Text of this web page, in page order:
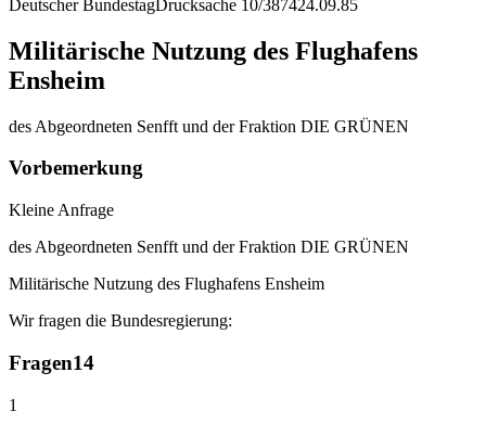
Deutscher Bundestag Drucksache 10/387424.09.85
Militärische Nutzung des Flughafens
Ensheim
des Abgeordneten Senfft und der Fraktion DIE GRÜNEN
Vorbemerkung
Kleine Anfrage
des Abgeordneten Senfft und der Fraktion DIE GRÜNEN
Militärische Nutzung des Flughafens Ensheim
Wir fragen die Bundesregierung:
Fragen14
1